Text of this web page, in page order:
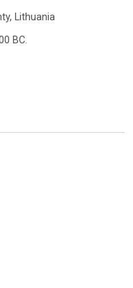
Lithuania
BC.